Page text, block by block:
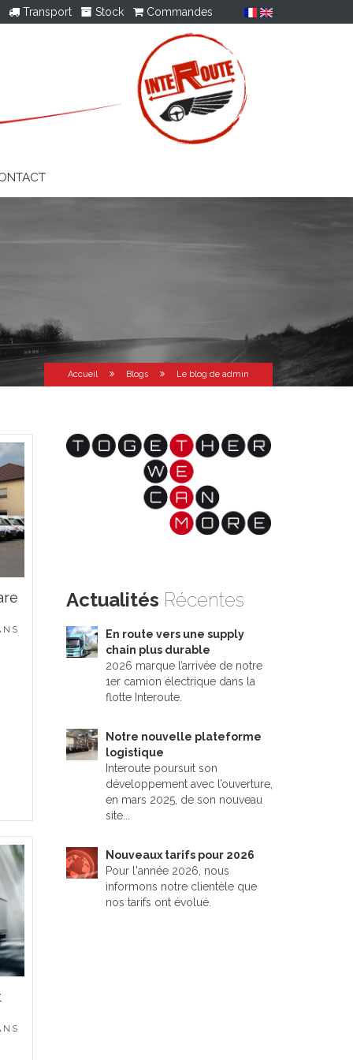
Transport Stock Commandes
Accueil Blogs Le blog de admin
Actualités Récentes
En route vers une supply
chain plus durable
2026 marque l’arrivée de notre
1er camion électrique dans la
flotte Interoute.
Notre nouvelle plateforme
logistique
Interoute poursuit son
développement avec l’ouverture,
en mars 2025, de son nouveau
site...
Nouveaux tarifs pour 2026
Pour l'année 2026, nous
informons notre clientèle que
nos tarifs ont évolué.